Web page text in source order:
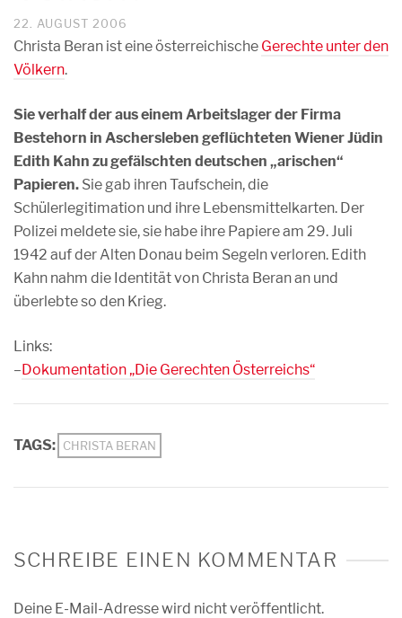
22. AUGUST 2006
Christa Beran ist eine österreichische Gerechte unter den
Völkern.
Sie verhalf der aus einem Arbeitslager der Firma
Bestehorn in Aschersleben geflüchteten Wiener Jüdin
Edith Kahn zu gefälschten deutschen „arischen“
Papieren. Sie gab ihren Taufschein, die
Schülerlegitimation und ihre Lebensmittelkarten. Der
Polizei meldete sie, sie habe ihre Papiere am 29. Juli
1942 auf der Alten Donau beim Segeln verloren. Edith
Kahn nahm die Identität von Christa Beran an und
überlebte so den Krieg.
Links:
–Dokumentation „Die Gerechten Österreichs“
TAGS: CHRISTA BERAN
SCHREIBE EINEN KOMMENTAR
Deine E-Mail-Adresse wird nicht veröffentlicht.